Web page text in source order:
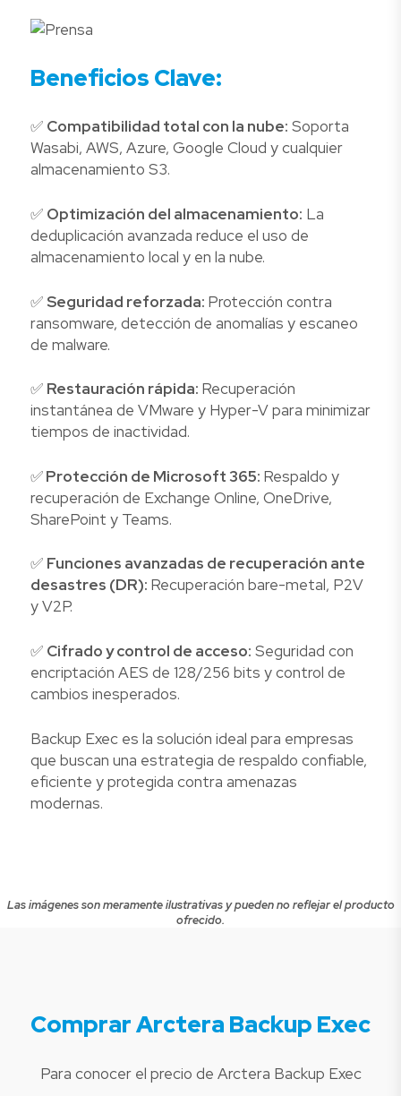
Beneficios Clave:
✅ Compatibilidad total con la nube: Soporta
Wasabi, AWS, Azure, Google Cloud y cualquier
almacenamiento S3.
✅ Optimización del almacenamiento: La
deduplicación avanzada reduce el uso de
almacenamiento local y en la nube.
✅Seguridad reforzada: Protección contra
ransomware, detección de anomalías y escaneo
de malware.
✅ Restauración rápida: Recuperación
instantánea de VMware y Hyper-V para minimizar
tiempos de inactividad.
✅Protección de Microsoft 365: Respaldo y
recuperación de Exchange Online, OneDrive,
SharePoint y Teams.
✅ Funciones avanzadas de recuperación ante
desastres (DR): Recuperación bare-metal, P2V
y V2P.
✅ Cifrado y control de acceso: Seguridad con
encriptación AES de 128/256 bits y control de
cambios inesperados.
Backup Exec es la solución ideal para empresas
que buscan una estrategia de respaldo confiable,
eficiente y protegida contra amenazas
modernas.
Las imágenes son meramente ilustrativas y pueden no reflejar el producto
ofrecido.
Comprar Arctera Backup Exec
Para conocer el precio de Arctera Backup Exec